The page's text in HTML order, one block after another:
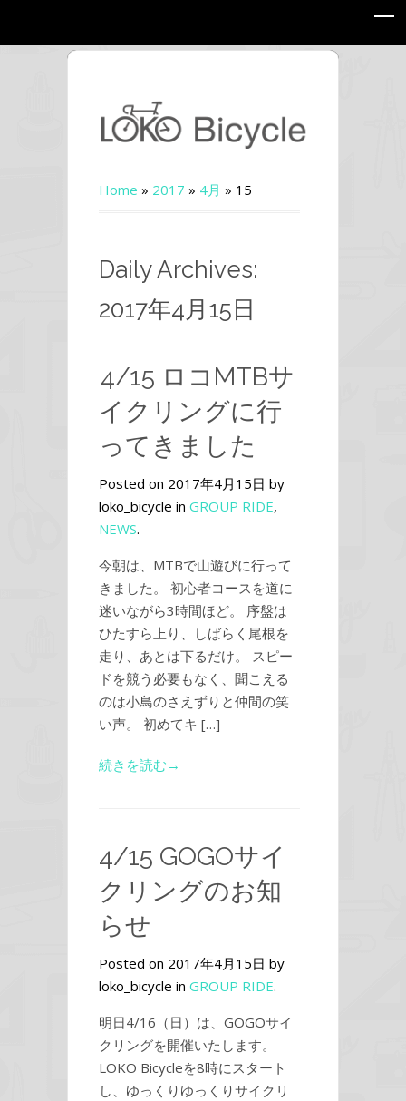
Home » 2017 » 4月 » 15
Daily Archives:
2017年4月15日
4/15 ロコMTBサ
イクリングに行
ってきました
Posted on 2017年4月15日 by
loko_bicycle in GROUP RIDE,
NEWS.
今朝は、MTBで山遊びに行って
きました。 初心者コースを道に
迷いながら3時間ほど。 序盤は
ひたすら上り、しばらく尾根を
走り、あとは下るだけ。 スピー
ドを競う必要もなく、聞こえる
のは小鳥のさえずりと仲間の笑
い声。 初めてキ […]
続きを読む→
4/15 GOGOサイ
クリングのお知
らせ
Posted on 2017年4月15日 by
loko_bicycle in GROUP RIDE.
明日4/16（日）は、GOGOサイ
クリングを開催いたします。
LOKO Bicycleを8時にスタート
し、ゆっくりゆっくりサイクリ